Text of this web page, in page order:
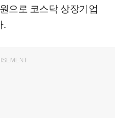
으로 코스닥 상장기업
.